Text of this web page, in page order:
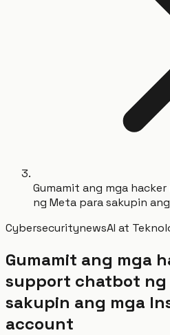
Gumamit ang mga
ng Meta para sakupin
CybersecuritynewsAI at
Gumamit ang mga
support chatbot ng
sakupin ang mga
account